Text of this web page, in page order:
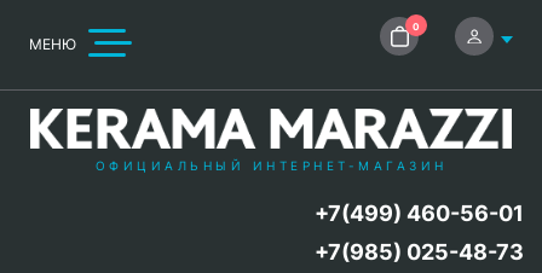
МЕНЮ
0
ОФИЦИАЛЬНЫЙ ИНТЕРНЕТ-МАГАЗИН
+7(499) 460-56-01
+7(985) 025-48-73